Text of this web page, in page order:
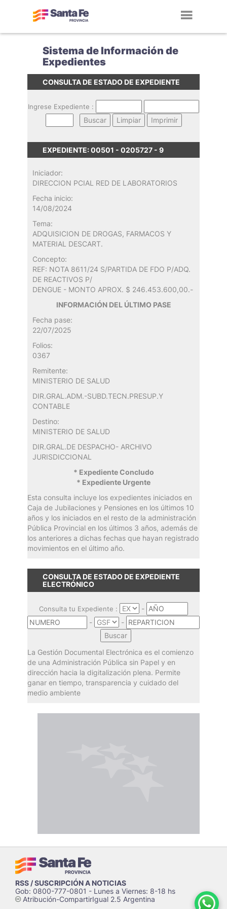
Sistema de Información de
Expedientes
CONSULTA DE ESTADO DE EXPEDIENTE
Ingrese Expediente :
EXPEDIENTE: 00501 - 0205727 - 9
Iniciador:
DIRECCION PCIAL RED DE LABORATORIOS
Fecha inicio:
14/08/2024
Tema:
ADQUISICION DE DROGAS, FARMACOS Y
MATERIAL DESCART.
Concepto:
REF: NOTA 8611/24 S/PARTIDA DE FDO P/ADQ.
DE REACTIVOS P/
DENGUE - MONTO APROX. $ 246.453.600,00.-
INFORMACIÓN DEL ÚLTIMO PASE
Fecha pase:
22/07/2025
Folios:
0367
Remitente:
MINISTERIO DE SALUD
DIR.GRAL.ADM.-SUBD.TECN.PRESUP.Y
CONTABLE
Destino:
MINISTERIO DE SALUD
DIR.GRAL.DE DESPACHO- ARCHIVO
JURISDICCIONAL
* Expediente Concludo
* Expediente Urgente
Esta consulta incluye los expedientes iniciados en
Caja de Jubilaciones y Pensiones en los últimos 10
años y los iniciados en el resto de la administración
Pública Provincial en los últimos 3 años, además de
los anteriores a dichas fechas que hayan registrado
movimientos en el último año.
CONSULTA DE ESTADO DE EXPEDIENTE
ELECTRÓNICO
Consulta tu Expediente :
-
-
-
La Gestión Documental Electrónica es el comienzo
de una Administración Pública sin Papel y en
dirección hacia la digitalización plena. Permite
ganar en tiempo, transparencia y cuidado del
medio ambiente
RSS / SUSCRIPCIÓN A NOTICIAS
Gob: 0800-777-0801 - Lunes a Viernes: 8-18 hs
cAtribución-CompartirIgual 2.5 Argentina